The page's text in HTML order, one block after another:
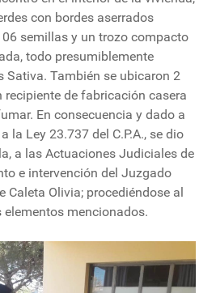
con bordes aserrados
semillas y un trozo compacto
todo presumiblemente
Sativa. También se ubicaron 2
de fabricación casera
En consecuencia y dado a
la Ley 23.737 del C.P.A., se dio
a las Actuaciones Judiciales de
e intervención del Juzgado
Caleta Olivia; procediéndose al
elementos mencionados.